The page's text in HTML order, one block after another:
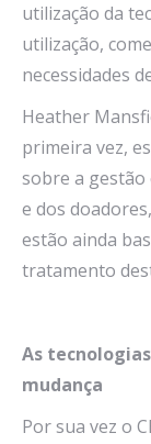
utilização da
utilização,
necessidades
Heather
primeira vez,
sobre a gestão
e dos
estão ainda
tratamento
As
mudança
Por sua vez o